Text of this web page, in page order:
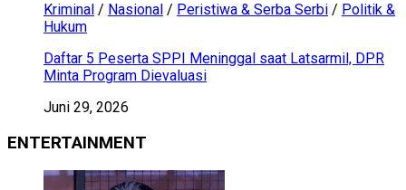
Kriminal / Nasional / Peristiwa & Serba Serbi / Politik &
Hukum
Daftar 5 Peserta SPPI Meninggal saat Latsarmil, DPR
Minta Program Dievaluasi
Juni 29, 2026
ENTERTAINMENT